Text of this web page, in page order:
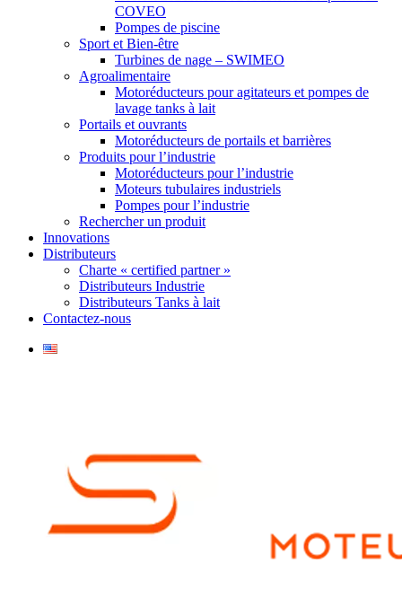
COVEO
Pompes de piscine
Sport et Bien-être
Turbines de nage – SWIMEO
Agroalimentaire
Motoréducteurs pour agitateurs et pompes de
lavage tanks à lait
Portails et ouvrants
Motoréducteurs de portails et barrières
Produits pour l’industrie
Motoréducteurs pour l’industrie
Moteurs tubulaires industriels
Pompes pour l’industrie
Rechercher un produit
Innovations
Distributeurs
Charte « certified partner »
Distributeurs Industrie
Distributeurs Tanks à lait
Contactez-nous